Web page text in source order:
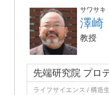
サワサ
澤
教授
先端研究院 プロ
ライフサイエンス / 構造